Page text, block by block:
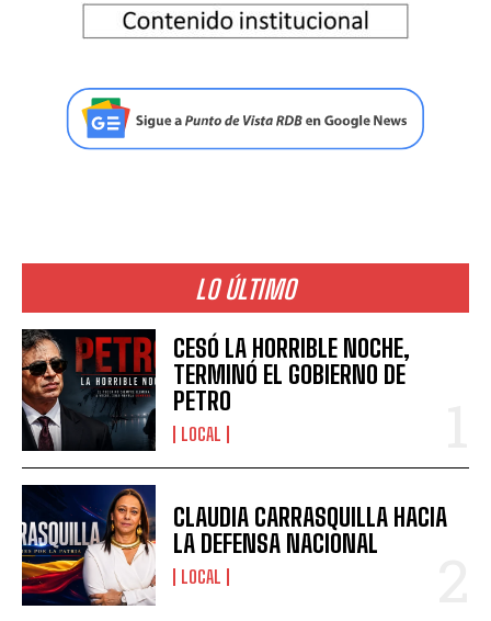
LO ÚLTIMO
CESÓ LA HORRIBLE NOCHE,
TERMINÓ EL GOBIERNO DE
PETRO
LOCAL
CLAUDIA CARRASQUILLA HACIA
LA DEFENSA NACIONAL
LOCAL